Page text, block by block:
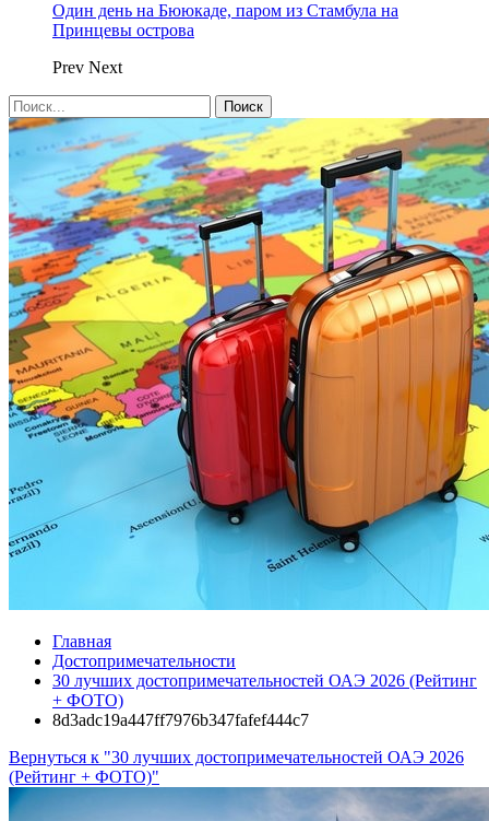
Один день на Бююкаде, паром из Стамбула на
Принцевы острова
Prev Next
Главная
Достопримечательности
30 лучших достопримечательностей ОАЭ 2026 (Рейтинг
+ ФОТО)
8d3adc19a447ff7976b347fafef444c7
Вернуться к "30 лучших достопримечательностей ОАЭ 2026
(Рейтинг + ФОТО)"